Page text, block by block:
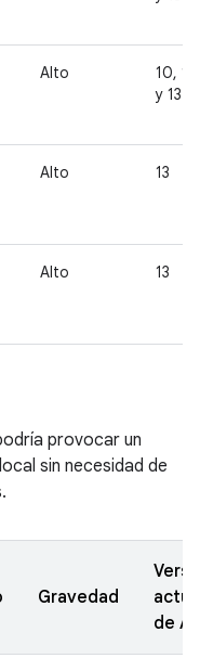
Alto
10,
y 13
Alto 13
Alto 13
provocar un
sin necesidad de
Gravedad
de